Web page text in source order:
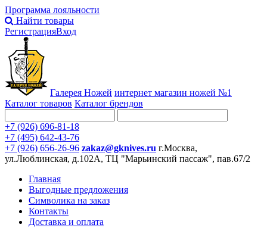
Программа лояльности
Найти товары
РегистрацияВход
Галерея Ножей интернет магазин ножей №1
Каталог товаров Каталог брендов
+7 (926) 696-81-18
+7 (495) 642-43-76
+7 (926) 656-26-96 zakaz@gknives.ru г.Москва,
ул.Люблинская, д.102А, ТЦ "Марьинский пассаж", пав.67/2
Главная
Выгодные предложения
Символика на заказ
Контакты
Доставка и оплата